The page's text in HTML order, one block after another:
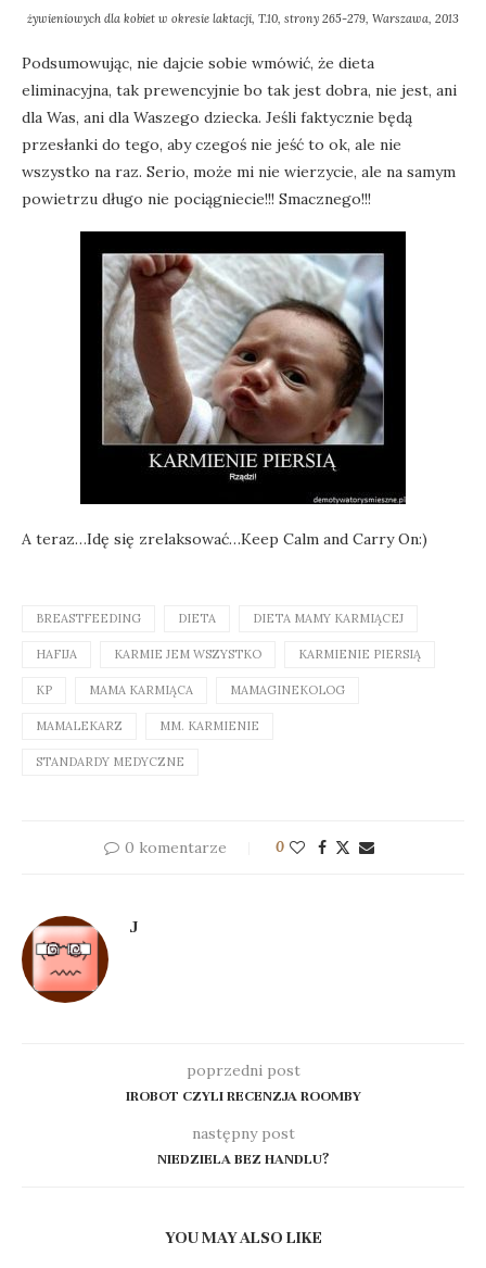
żywieniowych dla kobiet w okresie laktacji, T.10, strony 265-279, Warszawa, 2013
Podsumowując, nie dajcie sobie wmówić, że dieta
eliminacyjna, tak prewencyjnie bo tak jest dobra, nie jest, ani
dla Was, ani dla Waszego dziecka. Jeśli faktycznie będą
przesłanki do tego, aby czegoś nie jeść to ok, ale nie
wszystko na raz. Serio, może mi nie wierzycie, ale na samym
powietrzu długo nie pociągniecie!!! Smacznego!!!
A teraz…Idę się zrelaksować…Keep Calm and Carry On:)
BREASTFEEDING DIETA DIETA MAMY KARMIĄCEJ
HAFIJA KARMIE JEM WSZYSTKO KARMIENIE PIERSIĄ
KP MAMA KARMIĄCA MAMAGINEKOLOG
MAMALEKARZ MM. KARMIENIE
STANDARDY MEDYCZNE
0 komentarze 0
J
poprzedni post
IROBOT CZYLI RECENZJA ROOMBY
następny post
NIEDZIELA BEZ HANDLU?
YOU MAY ALSO LIKE